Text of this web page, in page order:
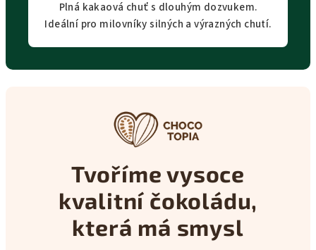
Plná kakaová chuť s dlouhým dozvukem.
Ideální pro milovníky silných a výrazných chutí.
Tvoříme vysoce
kvalitní čokoládu,
která má smysl